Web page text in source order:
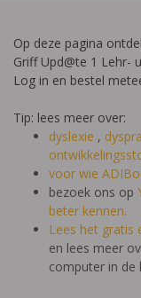
Op deze pagina
Griff Upd@te 1 Lehr-
Log in en bestel
Tip: lees meer over:
dyslexie ,
voor wie
bezoek ons op
beter kennen.
Lees het gratis
en lees meer
computer in de